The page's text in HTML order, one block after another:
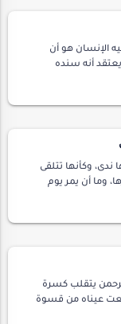
الإنسان هو أن
أنه سنده
ندم على تفويت
وكأنها تتلقى
وما أن يمر يوم
لا مجيب ينشلها
يتقلب كسرة
عيناه من قسوة